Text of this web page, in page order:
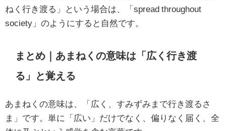
ねく行き渡る」という場合は、「spread throughout
society」のようにすると自然です。
まとめ｜あまねくの意味は「広く行き渡
る」と覚える
あまねくの意味は、「広く、すみずみまで行き渡るさ
ま」です。単に「広い」だけでなく、偏りなく届く、全